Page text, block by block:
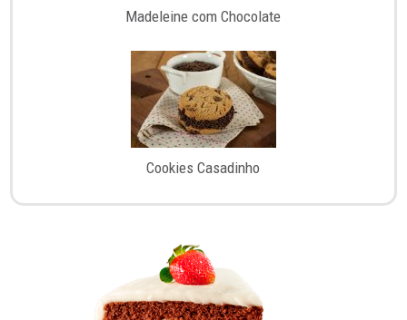
Madeleine com Chocolate
Cookies Casadinho